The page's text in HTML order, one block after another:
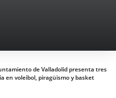
de Valladolid presenta tres
en voleibol, piragüismo y basket